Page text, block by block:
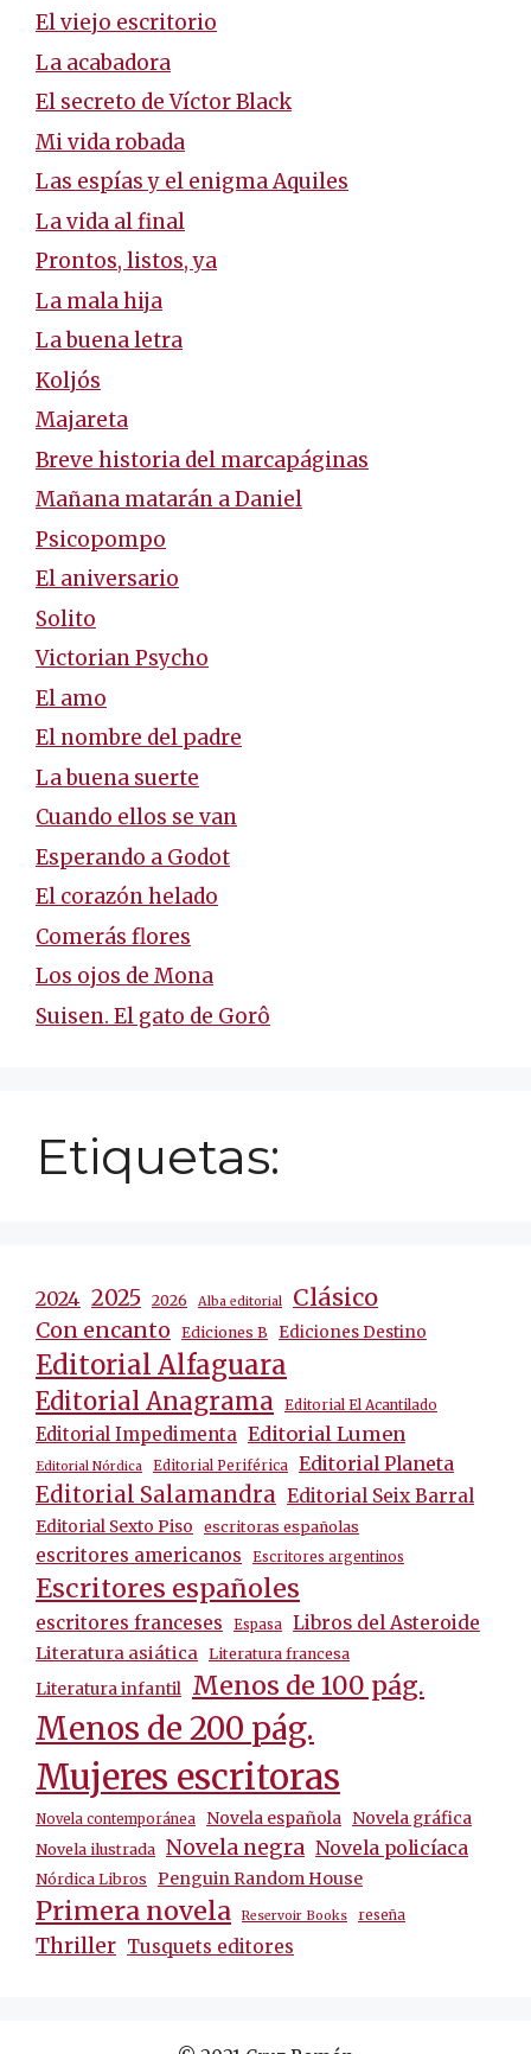
El viejo escritorio
La acabadora
El secreto de Víctor Black
Mi vida robada
Las espías y el enigma Aquiles
La vida al final
Prontos, listos, ya
La mala hija
La buena letra
Koljós
Majareta
Breve historia del marcapáginas
Mañana matarán a Daniel
Psicopompo
El aniversario
Solito
Victorian Psycho
El amo
El nombre del padre
La buena suerte
Cuando ellos se van
Esperando a Godot
El corazón helado
Comerás flores
Los ojos de Mona
Suisen. El gato de Gorô
Etiquetas:
2024 2025 2026 Alba editorial Clásico
Con encanto Ediciones B Ediciones Destino
Editorial Alfaguara
Editorial Anagrama Editorial El Acantilado
Editorial Impedimenta Editorial Lumen
Editorial Nórdica Editorial Periférica Editorial Planeta
Editorial Salamandra Editorial Seix Barral
Editorial Sexto Piso escritoras españolas
escritores americanos Escritores argentinos
Escritores españoles
escritores franceses Espasa Libros del Asteroide
Literatura asiática Literatura francesa
Literatura infantil Menos de 100 pág.
Menos de 200 pág.
Mujeres escritoras
Novela contemporánea Novela española Novela gráfica
Novela ilustrada Novela negra Novela policíaca
Nórdica Libros Penguin Random House
Primera novela Reservoir Books reseña
Thriller Tusquets editores